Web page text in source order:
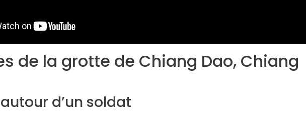
de la grotte de Chiang Dao, Chiang
d’un soldat